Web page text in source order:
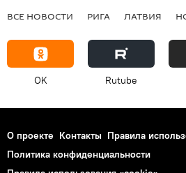
ВСЕ НОВОСТИ РИГА ЛАТВИЯ
OK Rutube
О проекте Контакты Правила
Политика конфиденциальности